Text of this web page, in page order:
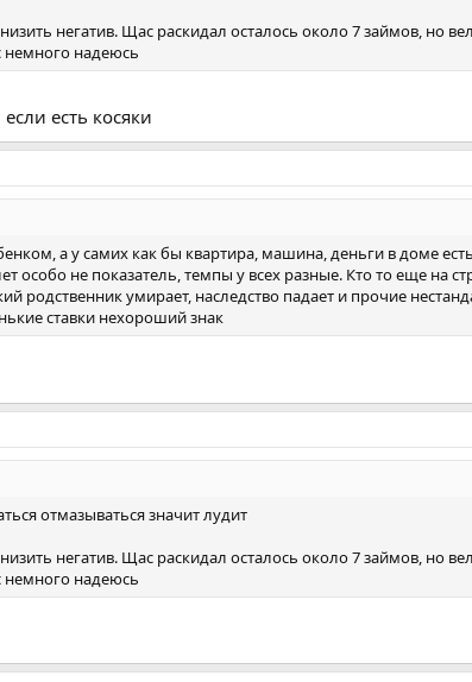
негатив. Щас раскидал осталось около 7 займов, но
немного надеюсь
есть косяки
а у самих как бы квартира, машина, деньги в доме
особо не показатель, темпы у всех разные. Кто то еще на
родственник умирает, наследство падает и прочие
ставки нехороший знак
отмазываться значит лудит
негатив. Щас раскидал осталось около 7 займов, но
немного надеюсь